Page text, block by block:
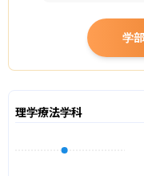
学
理学療法学科